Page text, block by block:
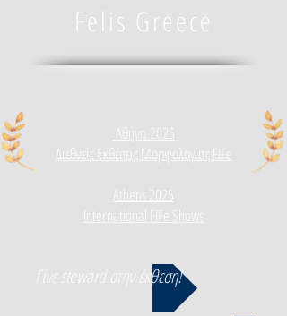
Felis Greece
Αθήνα 2025
Διεθνεί
ς Εκθέσεις Μορφολογίας FIFe
Athens 2025
International FIFe Shows
Γίνε steward στην έκθεση!